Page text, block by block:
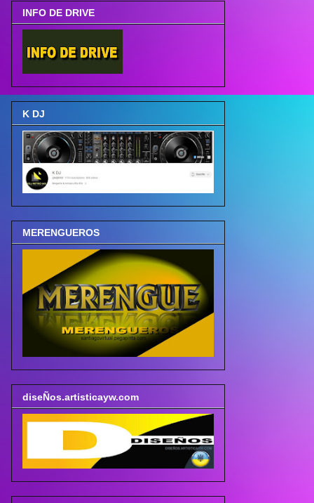
INFO DE DRIVE
K DJ
MERENGUEROS
diseÑos.artisticayw.com